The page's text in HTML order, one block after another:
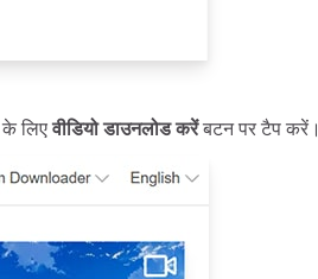
के लिएवीडियो डाउनलोड करेंबटन पर टैप करें।